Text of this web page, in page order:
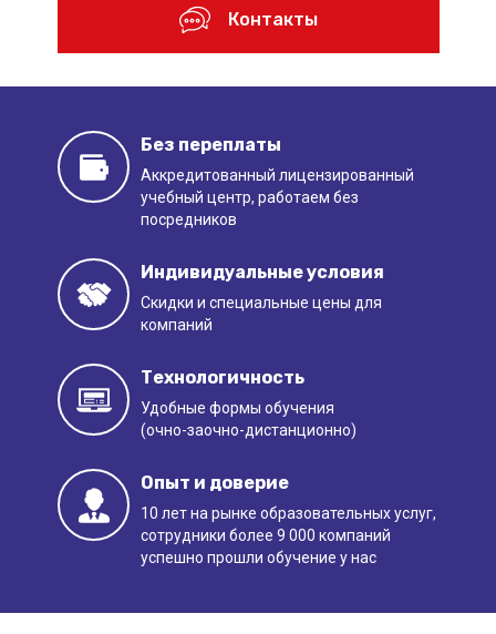
Контакты
Без переплаты
Аккредитованный лицензированный
учебный центр, работаем без
посредников
Индивидуальные условия
Скидки и специальные цены для
компаний
Технологичность
Удобные формы обучения
(очно-заочно-дистанционно)
Опыт и доверие
10 лет на рынке образовательных услуг,
сотрудники более 9 000 компаний
успешно прошли обучение у нас